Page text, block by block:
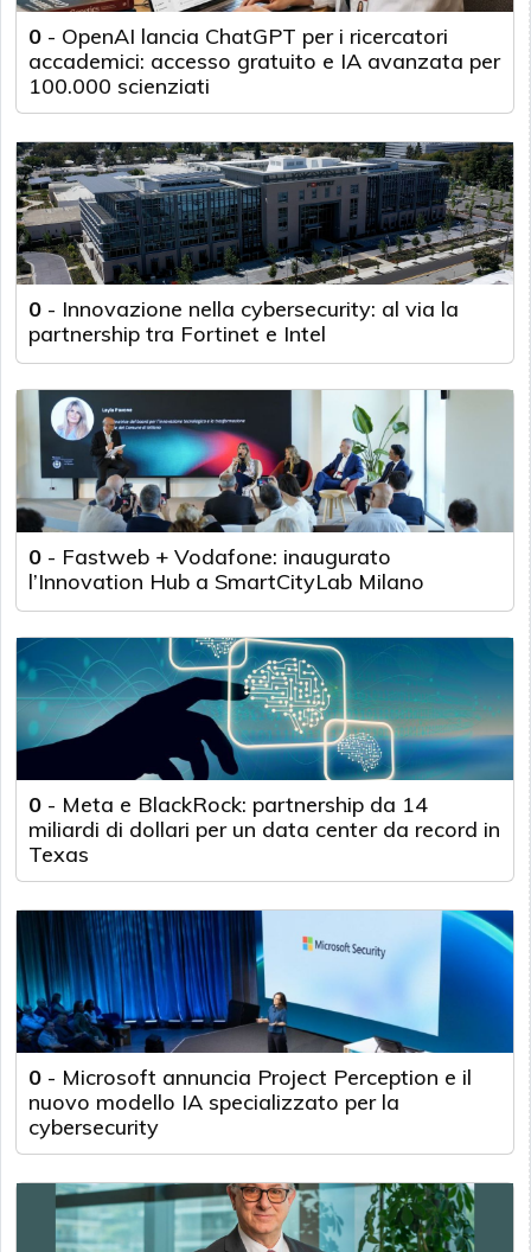
0 - OpenAI lancia ChatGPT per i ricercatori
accademici: accesso gratuito e IA avanzata per
100.000 scienziati
0 - Innovazione nella cybersecurity: al via la
partnership tra Fortinet e Intel
0 - Fastweb + Vodafone: inaugurato
l’Innovation Hub a SmartCityLab Milano
0 - Meta e BlackRock: partnership da 14
miliardi di dollari per un data center da record in
Texas
0 - Microsoft annuncia Project Perception e il
nuovo modello IA specializzato per la
cybersecurity